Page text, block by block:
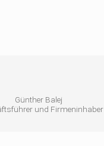
Günther Balej
und Firmeninhaber